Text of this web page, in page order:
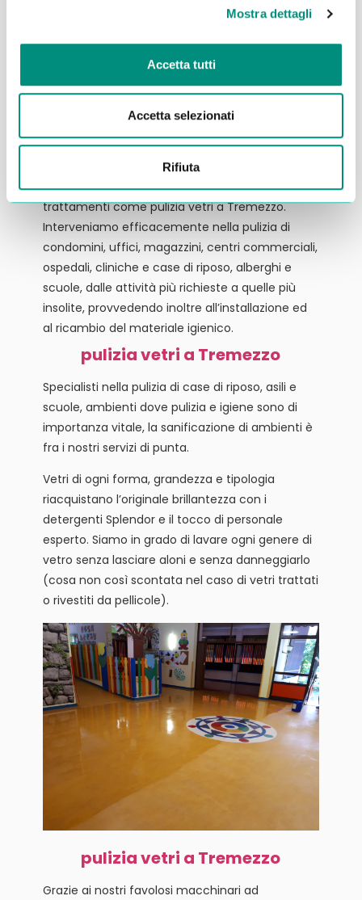
Mostra dettagli
Accetta tutti
Accetta selezionati
Rifiuta
Splendor, leader come pulizia vetri a Tremezzo:
Grazie alla consolidata esperienza e allo staff di
professionisti costantemente aggiornati, siamo
in grado di offrire un ampio ventaglio di
trattamenti come pulizia vetri a Tremezzo.
Interveniamo efficacemente nella pulizia di
condomini, uffici, magazzini, centri commerciali,
ospedali, cliniche e case di riposo, alberghi e
scuole, dalle attività più richieste a quelle più
insolite, provvedendo inoltre all’installazione ed
al ricambio del materiale igienico.
pulizia vetri a Tremezzo
Specialisti nella pulizia di case di riposo, asili e
scuole, ambienti dove pulizia e igiene sono di
importanza vitale, la sanificazione di ambienti è
fra i nostri servizi di punta.
Vetri di ogni forma, grandezza e tipologia
riacquistano l’originale brillantezza con i
detergenti Splendor e il tocco di personale
esperto. Siamo in grado di lavare ogni genere di
vetro senza lasciare aloni e senza danneggiarlo
(cosa non così scontata nel caso di vetri trattati
o rivestiti da pellicole).
pulizia vetri a Tremezzo
Grazie ai nostri favolosi macchinari ad